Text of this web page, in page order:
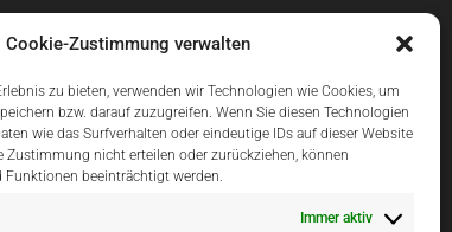
Cookie-Zustimmung verwalten
zu bieten, verwenden wir Technologien wie Cookies, um
bzw. darauf zuzugreifen. Wenn Sie diesen Technologien
wie das Surfverhalten oder eindeutige IDs auf dieser Website
Zustimmung nicht erteilen oder zurückziehen, können
beeinträchtigt werden.
Immer aktiv
Einfach Online Bezahlen